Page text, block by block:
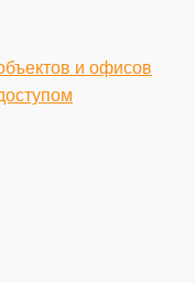
и офисов